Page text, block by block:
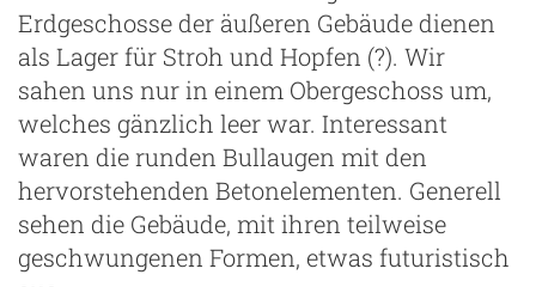
Erdgeschosse der äußeren Gebäude dienen
als Lager für Stroh und Hopfen (?). Wir
sahen uns nur in einem Obergeschoss um,
welches gänzlich leer war. Interessant
waren die runden Bullaugen mit den
hervorstehenden Betonelementen. Generell
sehen die Gebäude, mit ihren teilweise
geschwungenen Formen, etwas futuristisch